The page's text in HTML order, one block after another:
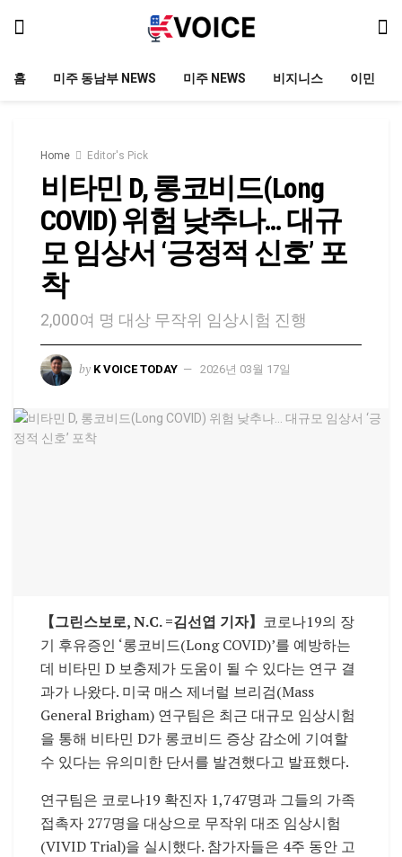
홈 미주 동남부 NEWS 미주 NEWS 비지니스 이민
Home Editor's Pick
비타민 D, 롱코비드(Long
COVID) 위험 낮추나… 대규
모 임상서 ‘긍정적 신호’ 포
착
2,000여 명 대상 무작위 임상시험 진행
by K VOICE TODAY 2026년 03월 17일
【그린스보로, N.C.=김선엽 기자】 코로나19의 장
기 후유증인 ‘롱코비드(Long COVID)’를 예방하는
데 비타민 D 보충제가 도움이 될 수 있다는 연구 결
과가 나왔다. 미국 매스 제너럴 브리검(Mass
General Brigham) 연구팀은 최근 대규모 임상시험
을 통해 비타민 D가 롱코비드 증상 감소에 기여할
수 있다는 유의미한 단서를 발견했다고 발표했다.
연구팀은 코로나19 확진자 1,747명과 그들의 가족
접촉자 277명을 대상으로 무작위 대조 임상시험
(VIVID Trial)을 실시했다. 참가자들은 4주 동안 고